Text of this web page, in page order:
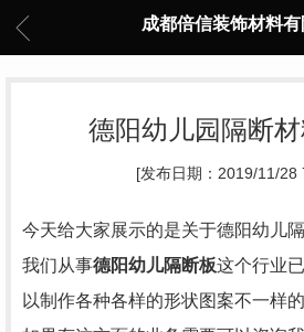
成都倍信装饰材料有
德阳幼儿园隔断材
[发布日期：2019/11/28
今天给大家展示的是关于德阳幼儿
我们从事德阳幼儿隔断板这个行业
以制作各种各样的形状图案不一样